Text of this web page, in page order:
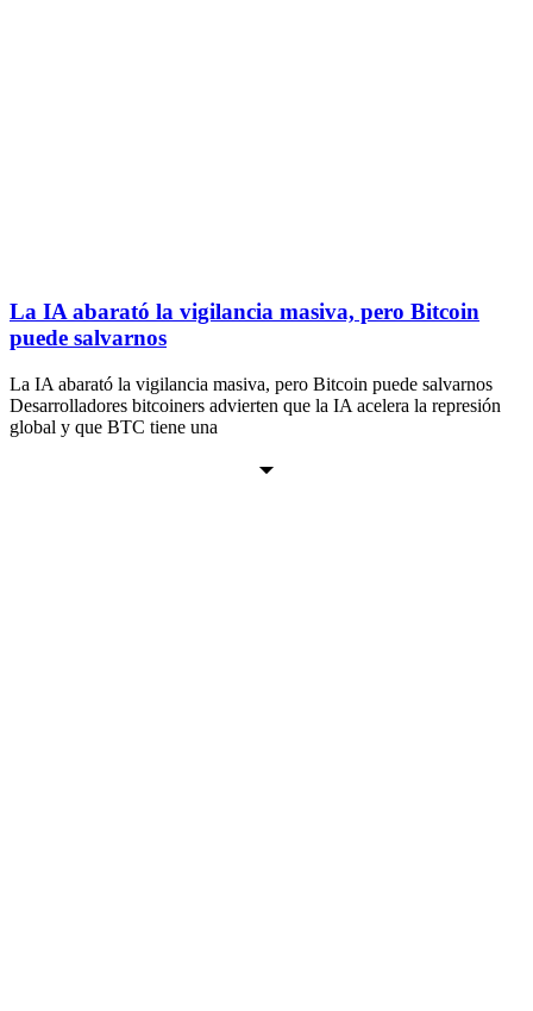
La IA abarató la vigilancia masiva, pero Bitcoin
puede salvarnos
La IA abarató la vigilancia masiva, pero Bitcoin puede salvarnos
Desarrolladores bitcoiners advierten que la IA acelera la represión
global y que BTC tiene una